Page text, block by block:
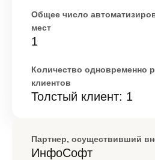
Общее число
мест
1
Количество одновременно
клиентов
Толстый клиент: 1
Партнер, осуществивший
ИнфоСофт